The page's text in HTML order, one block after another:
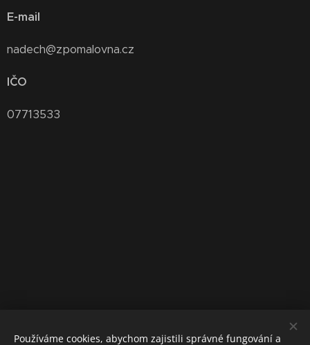
E-mail
nadech@zpomalovna.cz
IČO
07713533
Používáme cookies, abychom zajistili správné fungování a